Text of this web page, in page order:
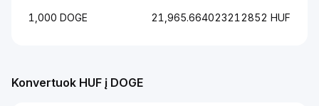
1,000 DOGE 21,965.664023212852 HUF
Konvertuok HUF į DOGE